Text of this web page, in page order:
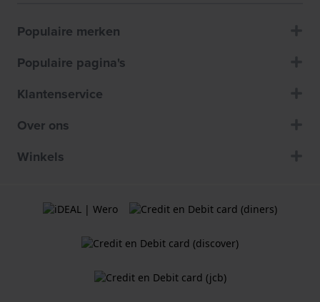
Populaire merken
Populaire pagina's
Klantenservice
Over ons
Winkels